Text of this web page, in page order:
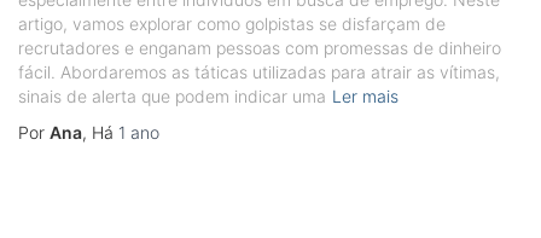
artigo, vamos explorar como golpistas se disfarçam de
recrutadores e enganam pessoas com promessas de dinheiro
fácil. Abordaremos as táticas utilizadas para atrair as vítimas,
sinais de alerta que podem indicar uma Ler mais
Por Ana, Há 1 ano